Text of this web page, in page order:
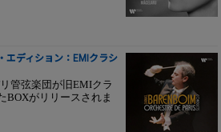
エディション：EMIクラシ
管弦楽団が旧EMIクラ
BOXがリリースされま